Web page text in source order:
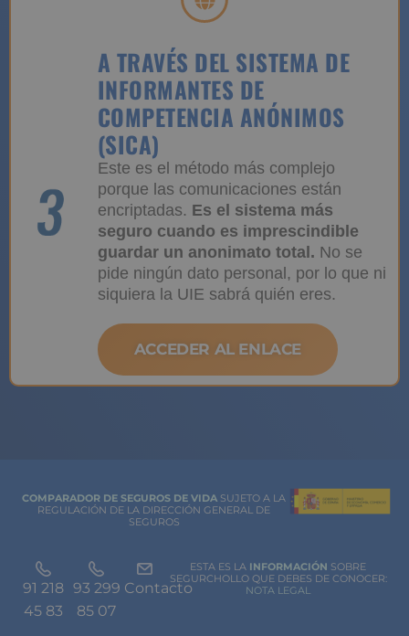
A TRAVÉS DEL SISTEMA DE
INFORMANTES DE
COMPETENCIA ANÓNIMOS
(SICA)
Este es el método más complejo
porque las comunicaciones están
encriptadas. Es el sistema más
seguro cuando es imprescindible
guardar un anonimato total. No se
pide ningún dato personal, por lo que ni
siquiera la UIE sabrá quién eres.
ACCEDER AL ENLACE
COMPARADOR DE SEGUROS DE VIDA SUJETO A LA
REGULACIÓN DE LA DIRECCIÓN GENERAL DE
SEGUROS
ESTA ES LA INFORMACIÓN SOBRE
SEGURCHOLLO QUE DEBES DE CONOCER:
NOTA LEGAL
91 218
45 83
93 299
85 07
Contacto